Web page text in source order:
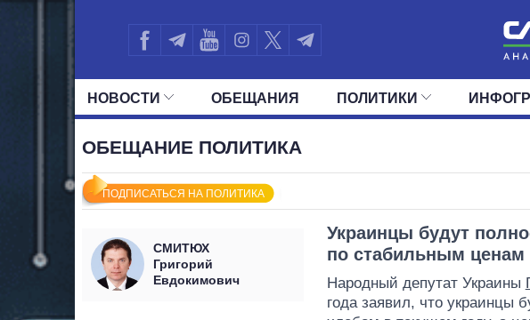
НОВОСТИ ОБЕЩАНИЯ ПОЛИТИКИ
ОБЕЩАНИЕ ПОЛИТИКА
ПОДПИСАТЬСЯ НА ПОЛИТИКА
СМИТЮХ
Григорий
Евдокимович
Украинцы будут
по стабильным ценам
Народный депутат Украины
года заявил, что украинцы